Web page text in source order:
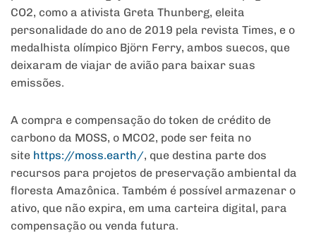
CO2, como a ativista Greta Thunberg, eleita
personalidade do ano de 2019 pela revista Times, e o
medalhista olímpico Björn Ferry, ambos suecos, que
deixaram de viajar de avião para baixar suas
emissões.
A compra e compensação do token de crédito de
carbono da MOSS, o MCO2, pode ser feita no
site https://moss.earth/, que destina parte dos
recursos para projetos de preservação ambiental da
floresta Amazônica. Também é possível armazenar o
ativo, que não expira, em uma carteira digital, para
compensação ou venda futura.